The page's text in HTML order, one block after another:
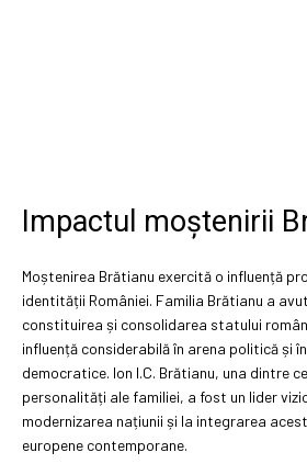
Impactul moștenirii
Moștenirea Brătianu exercită o influență
identității României. Familia Brătianu a
constituirea și consolidarea statului
influență considerabilă în arena politică și
democratice. Ion I.C. Brătianu, una dintre
personalități ale familiei, a fost un lider
modernizarea națiunii și la integrarea
europene contemporane.